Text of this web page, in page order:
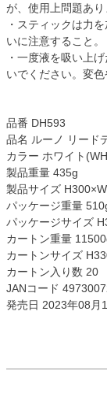
が、使用上問題あり
・スティックは力
いに注意すること。
・一度液を吸い上
いでください。変色
品番 DH593
品名 ルーノ リード
カラー ホワイト
製品重量 435g
製品サイズ
パッケージ重量
パッケージサイズ
カートン重量
カートンサイズ
カートン入り数 20
JANコード
発売日 2023年08月